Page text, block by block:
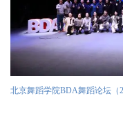
北京舞蹈学院BDA舞蹈论坛（